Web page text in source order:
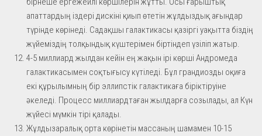
апаттардың іздері дискіні қиып өтетін жұлдыздық ағындар
түрінде көрінеді. Садақшы галактикасы қазіргі уақытта біздің
жүйеміздің толқындық күштерімен біртіндеп үзіліп жатыр.
4-5 миллиард жылдан кейін ең жақын ірі көрші Андромеда
галактикасымен соқтығысу күтіледі. Бұл грандиозды оқиға
екі құрылымның бір эллипстік галактикаға біріктіруіне
әкеледі. Процесс миллиардтаған жылдарға созылады, ал Күн
жүйесі мүмкін тірі қалады.
Жұлдызаралық орта көрінетін массаның шамамен 10-15